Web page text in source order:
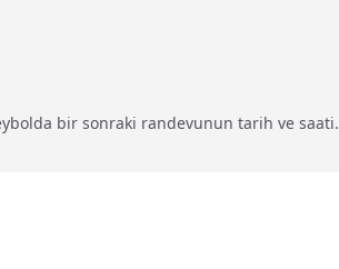
bir sonraki randevunun tarih ve saati.